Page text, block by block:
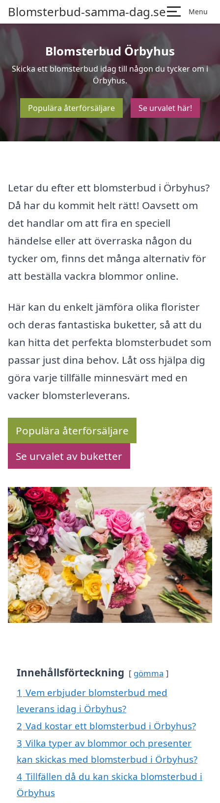
Blomsterbud-samma-dag.se Menu
Blomsterbud Örbyhus
Skicka ett blomsterbud idag till någon du tycker om i
Örbyhus.
Populära återförsäljare Se urvalet här!
Letar du efter ett blomsterbud i Örbyhus?
Då har du kommit helt rätt! Oavsett om
det handlar om att fira en speciell
händelse eller att överraska någon du
tycker om, finns det många alternativ för
att beställa vackra blommor online.
Här kan du enkelt jämföra olika florister
och deras fantastiska buketter, så att du
kan hitta det perfekta blomsterbudet som
passar just dina behov. Låt oss hjälpa dig
göra varje tillfälle minnesvärt med en
vacker blomsterleverans.
Populära återförsäljare
Se urvalet av buketter
Innehållsförteckning gömma
1 Vem erbjuder blomsterbud med
leverans idag i Örbyhus?
2 Vad kostar ett blomsterbud i Örbyhus?
3 Vilka typer av blommor och presenter
kan skickas med blomsterbud i Örbyhus?
4 Tillfällen då du kan skicka blomsterbud i
Örbyhus